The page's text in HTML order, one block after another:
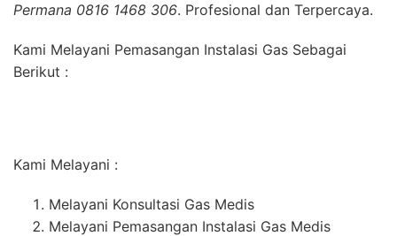
Permana 0816 1468 306. Profesional dan Terpercaya.
Kami Melayani Pemasangan Instalasi Gas Sebagai
Berikut :
Kami Melayani :
Melayani Konsultasi Gas Medis
Melayani Pemasangan Instalasi Gas Medis